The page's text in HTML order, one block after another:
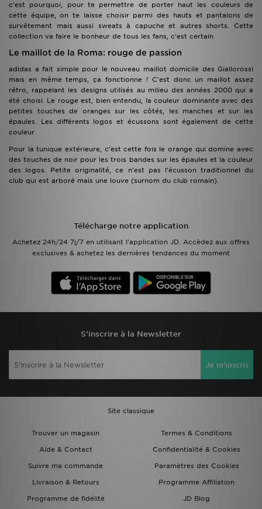
c'est pourquoi, pour te permettre de porter haut les couleurs de
cette équipe, on te laisse choisir parmi des hauts et pantalons de
survêtement mais aussi sweats à capuche et autres shorts. Cette
collection va faire le bonheur de tous les fans, c'est certain.
Le maillot de la Roma: rouge de passion
adidas a fait simple pour le nouveau maillot domicile des Giallorossi
mais en même temps, ça fonctionne ! C'est donc un maillot assez
rétro, rappelant les designs utilisés au milieu des années 2000 qui a
été choisi. Le rouge est, bien entendu, la couleur dominante avec des
petites touches de oranges sur les côtés, les manches et sur les
épaules. Les différents logos et écussons sont également de cette
couleur.
Pour la tunique extérieure, c'est cette fois le orange qui domine avec
des touches de noir pour les trois bandes sur les épaules et la couleur
des logos. Petite originalité, ce n'est pas l'écusson traditionnel du
club qui est arboré mais une louve (surnom du club romain).
Télécharge notre application
Achetez 24h/24 7j/7 en utilisant l'application JD. Accèdez aux offres
exclusives & achetez les dernières tendances du moment
S'inscrire à la Newsletter
Je m'inscris
Site classique
Trouver un magasin
Termes & Conditions
Aide & Contact
Confidentialité & Cookies
Suivre ma commande
Paramètres des Cookies
Livraison & Retours
Programme Affiliation
Programme de fidélité
JD Blog